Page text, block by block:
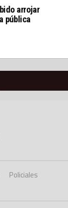
arrojar
pública
Policiales